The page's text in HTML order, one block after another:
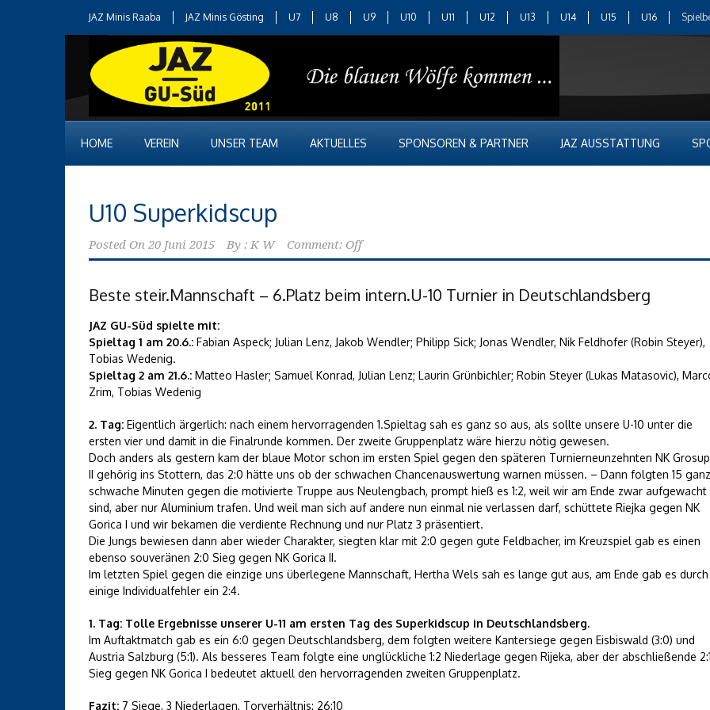
JAZ Minis Raaba JAZ Minis Gösting U7 U8 U9 U10 U11 U12 U13 U14 U15 U16
HOME VEREIN UNSER TEAM AKTUELLES SPONSOREN & PARTNER JAZ AUSSTATTUNG
U10 Superkidscup
Posted On 20 Juni 2015 By : K W Comment: Off
Beste steir.Mannschaft – 6.Platz beim intern.U-10 Turnier in Deutschlandsberg
JAZ GU-Süd spielte mit:
Spieltag 1 am 20.6.: Fabian Aspeck; Julian Lenz, Jakob Wendler; Philipp Sick; Jonas Wendler, Nik Feldhofer (Robin Steyer),
Tobias Wedenig.
Spieltag 2 am 21.6.: Matteo Hasler; Samuel Konrad, Julian Lenz; Laurin Grünbichler; Robin Steyer (Lukas Matasovic),
Zrim, Tobias Wedenig
2. Tag: Eigentlich ärgerlich: nach einem hervorragenden 1.Spieltag sah es ganz so aus, als sollte unsere U-10 unter die
ersten vier und damit in die Finalrunde kommen. Der zweite Gruppenplatz wäre hierzu nötig gewesen.
Doch anders als gestern kam der blaue Motor schon im ersten Spiel gegen den späteren Turnierneunzehnten NK
II gehörig ins Stottern, das 2:0 hätte uns ob der schwachen Chancenauswertung warnen müssen. – Dann folgten 15 ganz
schwache Minuten gegen die motivierte Truppe aus Neulengbach, prompt hieß es 1:2, weil wir am Ende zwar aufgewacht
sind, aber nur Aluminium trafen. Und weil man sich auf andere nun einmal nie verlassen darf, schüttete Riejka gegen NK
Gorica I und wir bekamen die verdiente Rechnung und nur Platz 3 präsentiert.
Die Jungs bewiesen dann aber wieder Charakter, siegten klar mit 2:0 gegen gute Feldbacher, im Kreuzspiel gab es einen
ebenso souveränen 2:0 Sieg gegen NK Gorica II.
Im letzten Spiel gegen die einzige uns überlegene Mannschaft, Hertha Wels sah es lange gut aus, am Ende gab es durch
einige Individualfehler ein 2:4.
1. Tag: Tolle Ergebnisse unserer U-11 am ersten Tag des Superkidscup in Deutschlandsberg.
Im Auftaktmatch gab es ein 6:0 gegen Deutschlandsberg, dem folgten weitere Kantersiege gegen Eisbiswald (3:0) und
Austria Salzburg (5:1). Als besseres Team folgte eine unglückliche 1:2 Niederlage gegen Rijeka, aber der abschließende 2:1
Sieg gegen NK Gorica I bedeutet aktuell den hervorragenden zweiten Gruppenplatz.
Fazit: 7 Siege, 3 Niederlagen, Torverhältnis: 26:10